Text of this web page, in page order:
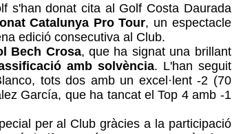
s'han donat cita al Golf Costa Daurada
Catalunya Pro Tour, un espectacle
edició consecutiva al Club.
Bech Crosa, que ha signat una brillant
amb solvència. L'han seguit
tots dos amb un excel·lent -2 (70
García, que ha tancat el Top 4 amb -1
per al Club gràcies a la participació